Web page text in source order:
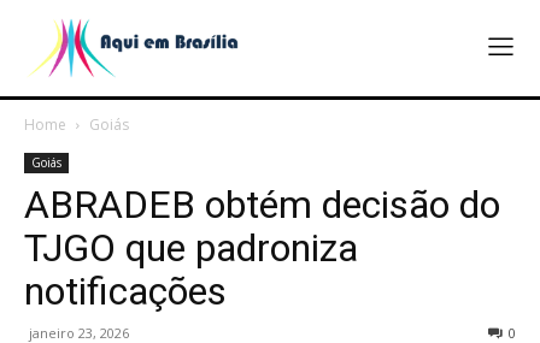
Home Goiás
Goiás
ABRADEB obtém decisão do
TJGO que padroniza
notificações
janeiro 23, 2026 0